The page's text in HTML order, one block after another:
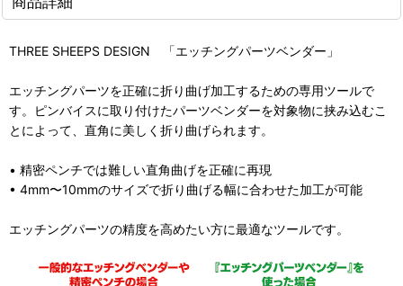
THREE SHEEPS DESIGN 「エッチングパーツベンダー」
エッチングパーツを正確に折り曲げ加工するための専用ツールで
す。ピンバイスに取り付けたパーツベンダーを対象物に挟み込むこ
とによって、直角に美しく折り曲げられます。
• 精密ペンチでは難しい直角曲げを正確に再現
• 4mm〜10mmのサイズで折り曲げる幅に合わせた加工が可能
エッチングパーツの精度を高めたい方に最適なツールです。